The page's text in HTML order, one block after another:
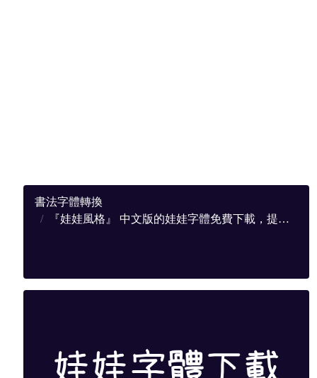
書法字體轉換
『娃娃風格』 中文版的娃娃字體免費下載，提供完整下載地址